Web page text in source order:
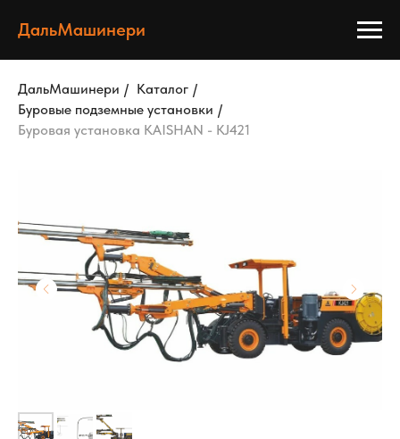
ДальМашинери
ДальМашинери / Каталог /
Буровые подземные установки /
Буровая установка KAISHAN - KJ421